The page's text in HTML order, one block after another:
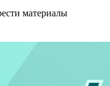
материалы